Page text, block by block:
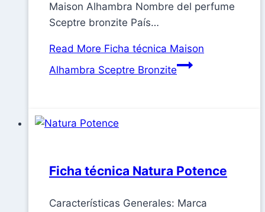
Maison Alhambra Nombre del perfume
Sceptre bronzite País…
Read More Ficha técnica Maison
Alhambra Sceptre Bronzite
Ficha técnica Natura Potence
Características Generales: Marca